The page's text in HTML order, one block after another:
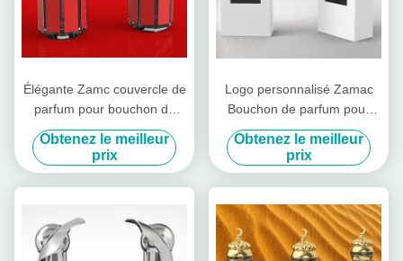
Élégante Zamc couvercle de
parfum pour bouchon de
bouteille Service OEM /
ODM disponible
Obtenez le meilleur
prix
Logo personnalisé Zamac
Bouchon de parfum pour
bouchon de bouteille
Obtenez le meilleur
prix